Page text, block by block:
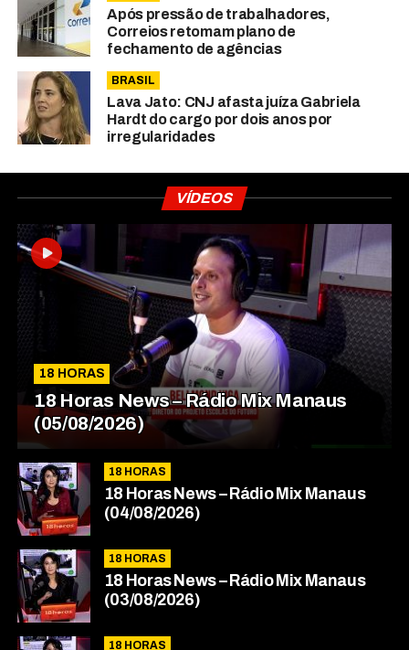
Após pressão de trabalhadores,
Correios retomam plano de
fechamento de agências
BRASIL
Lava Jato: CNJ afasta juíza Gabriela
Hardt do cargo por dois anos por
irregularidades
VÍDEOS
18 HORAS
18 Horas News​​​​​​​​​​​​ – Rádio Mix Manaus
(05/08/2026)
18 HORAS
18 Horas News​​​​​​​​​​​​ – Rádio Mix Manaus
(04/08/2026)
18 HORAS
18 Horas News​​​​​​​​​​​​ – Rádio Mix Manaus
(03/08/2026)
18 HORAS